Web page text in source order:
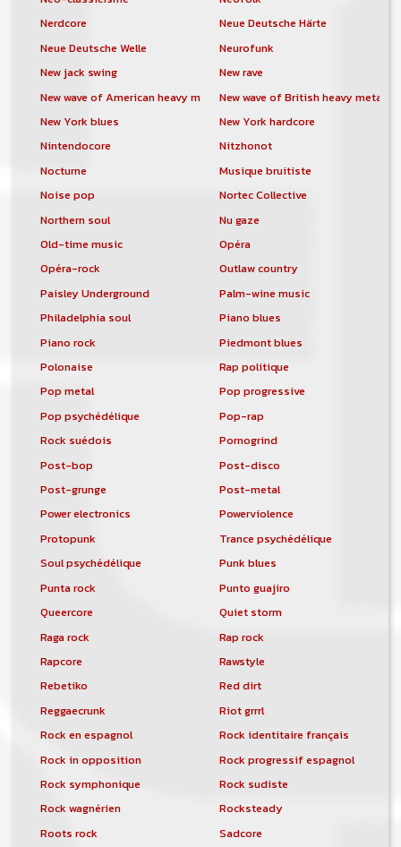
Nerdcore
Neue Deutsche Härte
Neue Deutsche Welle
Neurofunk
New jack swing
New rave
New wave of American heavy metalNew wave of British heavy metal
New York blues
New York hardcore
Nintendocore
Nitzhonot
Nocturne
Musique bruitiste
Noise pop
Nortec Collective
Northern soul
Nu gaze
Old-time music
Opéra
Opéra-rock
Outlaw country
Paisley Underground
Palm-wine music
Philadelphia soul
Piano blues
Piano rock
Piedmont blues
Polonaise
Rap politique
Pop metal
Pop progressive
Pop psychédélique
Pop-rap
Rock suédois
Pornogrind
Post-bop
Post-disco
Post-grunge
Post-metal
Power electronics
Powerviolence
Protopunk
Trance psychédélique
Soul psychédélique
Punk blues
Punta rock
Punto guajiro
Queercore
Quiet storm
Raga rock
Rap rock
Rapcore
Rawstyle
Rebetiko
Red dirt
Reggaecrunk
Riot grrrl
Rock en espagnol
Rock identitaire français
Rock in opposition
Rock progressif espagnol
Rock symphonique
Rock sudiste
Rock wagnérien
Rocksteady
Roots rock
Sadcore